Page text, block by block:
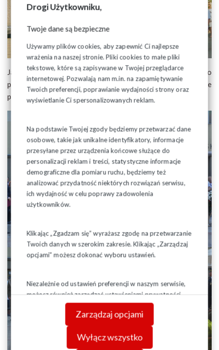
Drogi Użytkowniku,
Twoje dane są bezpieczne
Używamy plików cookies, aby zapewnić Ci najlepsze
wrażenia na naszej stronie. Pliki cookies to małe pliki
tekstowe, które są zapisywane w Twojej przeglądarce
internetowej. Pozwalają nam m.in. na zapamiętywanie
Twoich preferencji, poprawianie wydajności strony oraz
wyświetlanie Ci spersonalizowanych reklam.
Na podstawie Twojej zgody będziemy przetwarzać dane
osobowe, takie jak unikalne identyfikatory, informacje
przesyłane przez urządzenia końcowe służące do
personalizacji reklam i treści, statystyczne informacje
demograficzne dla pomiaru ruchu, będziemy też
analizować przydatność niektórych rozwiązań serwisu,
ich wydajność w celu poprawy zadowolenia
użytkowników.
Klikając „Zgadzam się” wyrażasz zgodę na przetwarzanie
Twoich danych w szerokim zakresie. Klikając „Zarządzaj
opcjami” możesz dokonać wyboru ustawień.
Niezależnie od ustawień preferencji w naszym serwisie,
możesz również zarządzać ustawieniami prywatności
swojej przeglądarki. Więcej informacji o przetwarzaniu
danych znajdziesz wPolityce prywatności.
Zarządzaj opcjami
Wyłącz wszystko
Jak co roku, w rocznicę wybuchu Powstania Warszawskiego
pod pomnikiem Armii Krajowej w Białymstoku, w hołdzie
poległym powstańcom złożono wieńce i wiązanki kwiatów.